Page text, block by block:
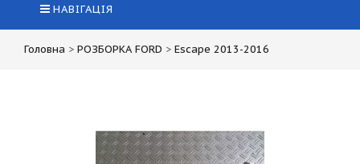
НАВІГАЦІЯ
Головна > РОЗБОРКА FORD > Escape 2013-2016